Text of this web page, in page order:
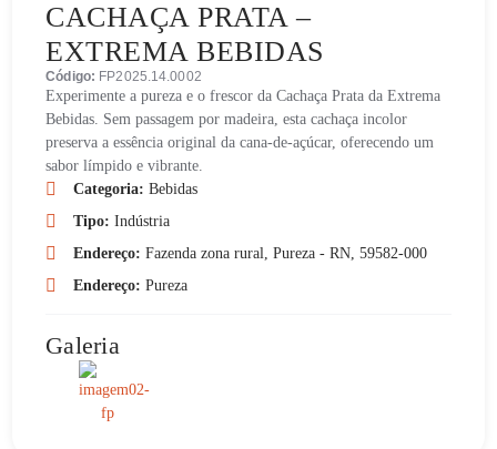
CACHAÇA PRATA –
EXTREMA BEBIDAS
Código: FP2025.14.0002
Experimente a pureza e o frescor da Cachaça Prata da Extrema
Bebidas. Sem passagem por madeira, esta cachaça incolor
preserva a essência original da cana-de-açúcar, oferecendo um
sabor límpido e vibrante.
Categoria:Bebidas
Tipo:Indústria
Endereço:Fazenda zona rural, Pureza - RN, 59582-000
Endereço:Pureza
Galeria